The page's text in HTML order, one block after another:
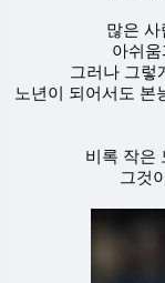
많은
아쉬
그러나 그렇
노년이 되어서도 본
비록 작은
그것